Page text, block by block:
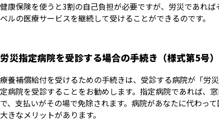
健康保険を使うと3割の自己負担が必要ですが、労災であれ
ベルの医療サービスを継続して受けることができるのです。
労災指定病院を受診する場合の手続き（様式第5号）
療養補償給付を受けるための手続きは、受診する病院が「労
定病院を受診することをお勧めします。指定病院であれば、
で、支払いがその場で免除されます。病院があなたに代わっ
大きなメリットがあります。